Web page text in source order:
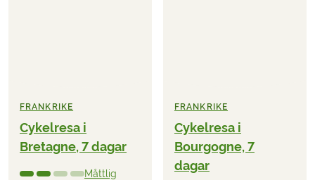
FRANKRIKE
Cykelresa i
Bretagne, 7 dagar
Måttlig
FRANKRIKE
Cykelresa i
Bourgogne, 7
dagar